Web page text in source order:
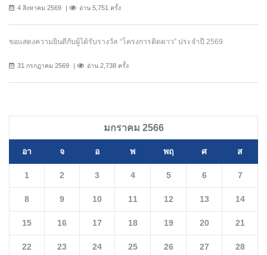
4 สิงหาคม 2569 อ่าน 5,751 ครั้ง
ขอแสดงความยินดีกับผู้ได้รับรางวัล “โครงการติดดาว” ประจำปี 2569
31 กรกฎาคม 2569 อ่าน 2,738 ครั้ง
มกราคม 2566
อา จ อ พ พฤ ศ ส
1 2 3 4 5 6 7
8 9 10 11 12 13 14
15 16 17 18 19 20 21
22 23 24 25 26 27 28